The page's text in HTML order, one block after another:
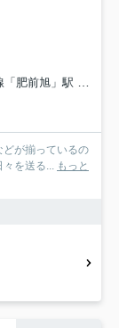
前旭」駅 徒歩40分
が揃っているの
を送る... もっと